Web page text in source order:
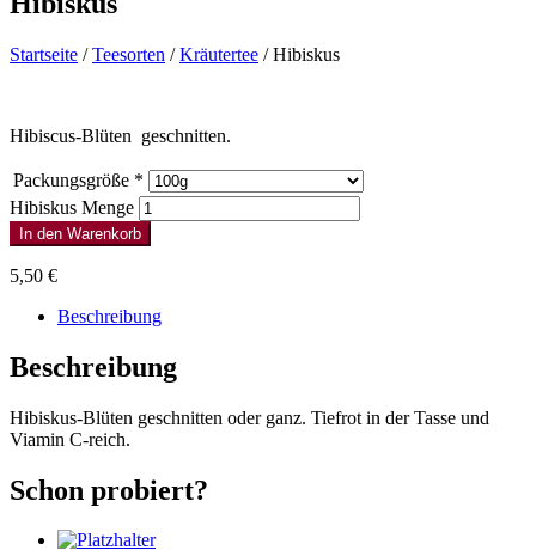
Startseite /Teesorten /Kräutertee / Hibiskus
Hibiscus-Blüten geschnitten.
Packungsgröße *
Hibiskus Menge
In den Warenkorb
5,50 €
Beschreibung
Beschreibung
Hibiskus-Blüten geschnitten oder ganz. Tiefrot in der Tasse und
Viamin C-reich.
Schon probiert?